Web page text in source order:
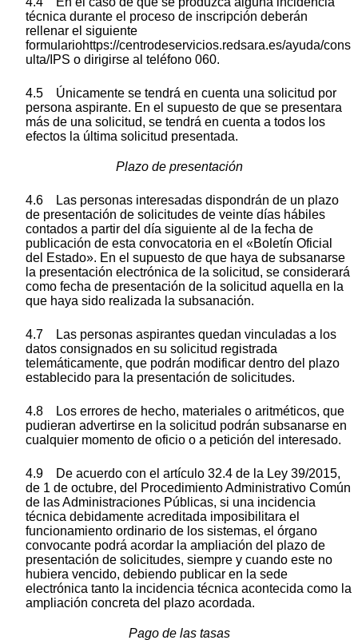
técnica durante el proceso de inscripción deberán
rellenar el siguiente
formulariohttps://centrodeservicios.redsara.es/ayuda/cons
ulta/IPS o dirigirse al teléfono 060.
4.5 Únicamente se tendrá en cuenta una solicitud por
persona aspirante. En el supuesto de que se presentara
más de una solicitud, se tendrá en cuenta a todos los
efectos la última solicitud presentada.
Plazo de presentación
4.6 Las personas interesadas dispondrán de un plazo
de presentación de solicitudes de veinte días hábiles
contados a partir del día siguiente al de la fecha de
publicación de esta convocatoria en el «Boletín Oficial
del Estado». En el supuesto de que haya de subsanarse
la presentación electrónica de la solicitud, se considerará
como fecha de presentación de la solicitud aquella en la
que haya sido realizada la subsanación.
4.7 Las personas aspirantes quedan vinculadas a los
datos consignados en su solicitud registrada
telemáticamente, que podrán modificar dentro del plazo
establecido para la presentación de solicitudes.
4.8 Los errores de hecho, materiales o aritméticos, que
pudieran advertirse en la solicitud podrán subsanarse en
cualquier momento de oficio o a petición del interesado.
4.9 De acuerdo con el artículo 32.4 de la Ley 39/2015,
de 1 de octubre, del Procedimiento Administrativo Común
de las Administraciones Públicas, si una incidencia
técnica debidamente acreditada imposibilitara el
funcionamiento ordinario de los sistemas, el órgano
convocante podrá acordar la ampliación del plazo de
presentación de solicitudes, siempre y cuando este no
hubiera vencido, debiendo publicar en la sede
electrónica tanto la incidencia técnica acontecida como la
ampliación concreta del plazo acordada.
Pago de las tasas